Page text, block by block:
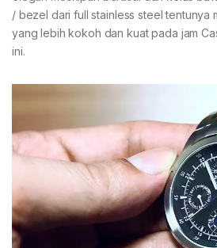
/ bezel dari full stainless steel tentunya
yang lebih kokoh dan kuat pada jam
ini.